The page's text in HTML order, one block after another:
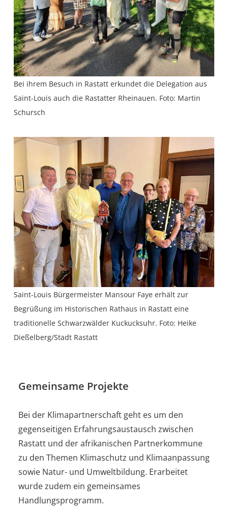
Bei ihrem Besuch in Rastatt erkundet die Delegation aus
Saint-Louis auch die Rastatter Rheinauen. Foto: Martin
Schursch
Saint-Louis Bürgermeister Mansour Faye erhält zur
Begrüßung im Historischen Rathaus in Rastatt eine
traditionelle Schwarzwälder Kuckucksuhr. Foto: Heike
Dießelberg/Stadt Rastatt
Gemeinsame Projekte
Bei der Klimapartnerschaft geht es um den
gegenseitigen Erfahrungsaustausch zwischen
Rastatt und der afrikanischen Partnerkommune
zu den Themen Klimaschutz und Klimaanpassung
sowie Natur- und Umweltbildung. Erarbeitet
wurde zudem ein gemeinsames
Handlungsprogramm.